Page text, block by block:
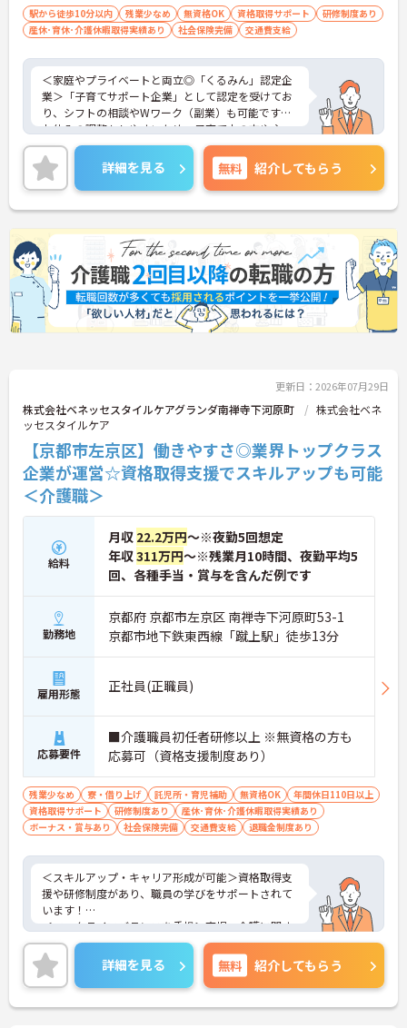
駅から徒歩10分以内 残業少なめ 無資格OK 資格取得サポート
研修制度あり
産休･育休･介護休暇取得実績あり
社会保険完備 交通費支給
＜家庭やプライベートと両立◎「くるみん」認定企
業＞「子育てサポート企業」として認定を受けてお
り、シフトの相談やWワーク（副業）も可能です。
お休みの調整もしやすいため、子育て中の方や主
婦・主夫の方も無理なく活躍しています。夜勤がな
く、日勤中心のデイサービスなので生活リズムも整
えやすく、プライベートな時間もしっかり確保でき
る働きやすい職場です。
＜ありがとう」が嬉しい！工夫とアイデアが活きる
仕事＞食事や入浴の介助だけでなく、レクリエーシ
ョンの企画や実施も大切なお仕事です。「どんな工
夫をしたら喜んでいただけるか」をスタッフみんな
で考え、アイデアを形にしていきます。お客様から
直接「ありがとう」と感謝の言葉をいただけたり、
信頼関係が深まっていく喜びを感じられるのが大き
なやりがいです。介護度が比較的高くないため、身
詳細を見る 無料 紹介してもらう
更新日：2026年07月29日
株式会社ベネッセスタイルケアグランダ南禅寺下河原町
株式会社ベネ
ッセスタイルケア
【京都市左京区】働きやすさ◎業界トップクラス
企業が運営☆資格取得支援でスキルアップも可能
＜介護職＞
給料
月収 22.2万円～※夜勤5回想定
年収311万円～※残業月10時間、夜勤平均5
回、各種手当・賞与を含んだ例です
勤務地
京都府 京都市左京区 南禅寺下河原町53-1
京都市地下鉄東西線「蹴上駅」徒歩13分
雇用形態 正社員(正職員)
応募要件
■介護職員初任者研修以上 ※無資格の方も
応募可（資格支援制度あり）
残業少なめ 寮・借り上げ 託児所・育児補助 無資格OK
年間休日110日以上
資格取得サポート
研修制度あり
産休･育休･介護休暇取得実績あり
ボーナス・賞与あり
社会保険完備 交通費支給 退職金制度あり
＜スキルアップ・キャリア形成が可能＞資格取得支
援や研修制度があり、職員の学びをサポートされて
います！
＜ワークライフバランスを重視＞育児・介護に関す
る制度や社宅制度、各種手当など、長く安心して働
きやすい環境が整っています。
＜寄り添ったケアの実施＞利用者さまに深く寄り添
ったサービスの提供を目指し、職員の専門性を高め
るような人材育成にも注力されています。
詳細を見る 無料 紹介してもらう